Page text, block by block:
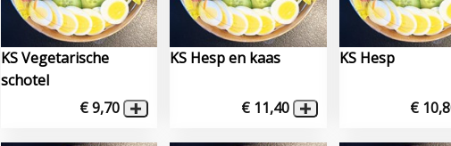
KS Vegetarische
schotel
€ 9,70
KS Hesp en kaas
€ 11,40
KS Hesp
€